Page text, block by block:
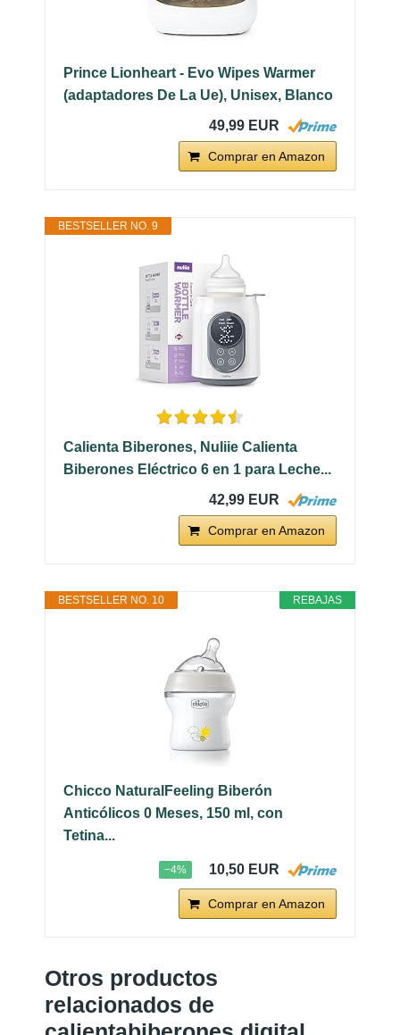
Prince Lionheart - Evo Wipes Warmer
(adaptadores De La Ue), Unisex, Blanco
49,99 EUR
Comprar en Amazon
BESTSELLER NO. 9
Calienta Biberones, Nuliie Calienta
Biberones Eléctrico 6 en 1 para Leche...
42,99 EUR
Comprar en Amazon
REBAJAS
BESTSELLER NO. 10
Chicco NaturalFeeling Biberón
Anticólicos 0 Meses, 150 ml, con
Tetina...
−4% 10,50 EUR
Comprar en Amazon
Otros productos
relacionados de